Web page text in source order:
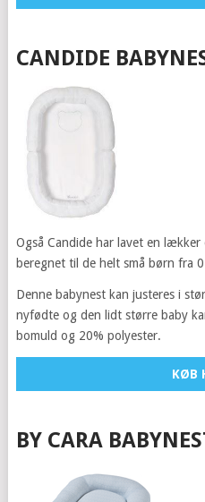
CANDIDE
Også Candide har lavet en
beregnet til de helt små børn fra
Denne babynest kan justeres i
nyfødte og den lidt større baby
bomuld og 20% polyester.
KØB
BY CARA